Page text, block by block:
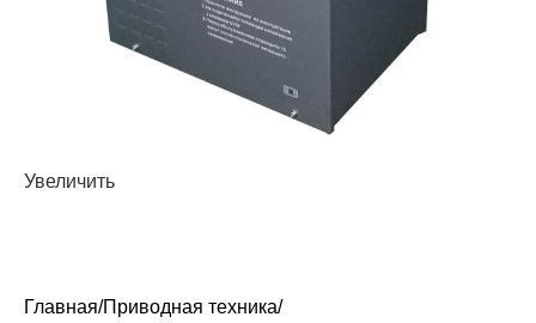
Увеличить
Главная Приводная техника